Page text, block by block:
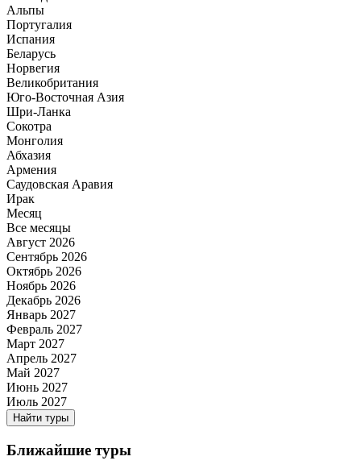
Альпы
Португалия
Испания
Беларусь
Норвегия
Великобритания
Юго-Восточная Азия
Шри-Ланка
Сокотра
Монголия
Абхазия
Армения
Саудовская Аравия
Ирак
Месяц
Все месяцы
Август 2026
Сентябрь 2026
Октябрь 2026
Ноябрь 2026
Декабрь 2026
Январь 2027
Февраль 2027
Март 2027
Апрель 2027
Май 2027
Июнь 2027
Июль 2027
Найти туры
Ближайшие туры